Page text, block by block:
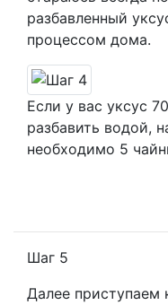
разбавленный
процессом дома.
Если у вас уксус
разбавить водой,
необходимо 5
Шаг 5
Далее приступаем